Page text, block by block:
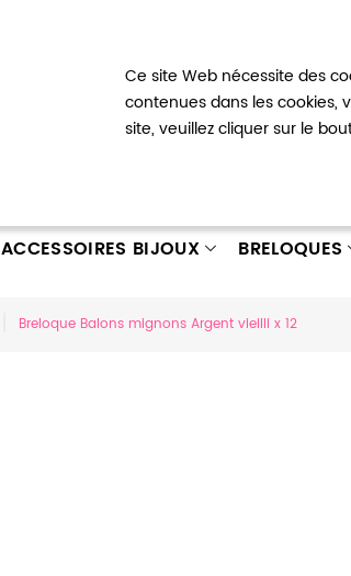
Ce site Web nécessite des
contenues dans les cookies,
site, veuillez cliquer sur le
Mon
ACCESSOIRES BIJOUX BRELOQUES
Breloque Balons mignons Argent vieilli x 12